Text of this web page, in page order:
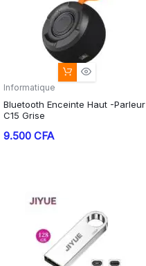
Informatique
Bluetooth Enceinte Haut -Parleur
C15 Grise
9.500 CFA